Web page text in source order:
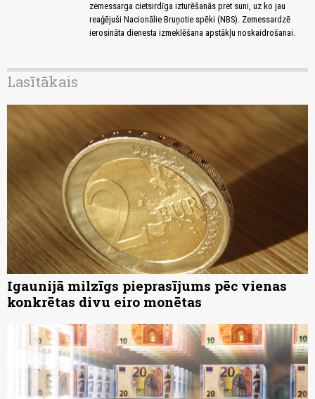
zemessarga cietsirdīga izturēšanās pret suni, uz ko jau
reaģējuši Nacionālie Bruņotie spēki (NBS). Zemessardzē
ierosināta dienesta izmeklēšana apstākļu noskaidrošanai.
Lasītākais
Igaunijā milzīgs pieprasījums pēc vienas
konkrētas divu eiro monētas